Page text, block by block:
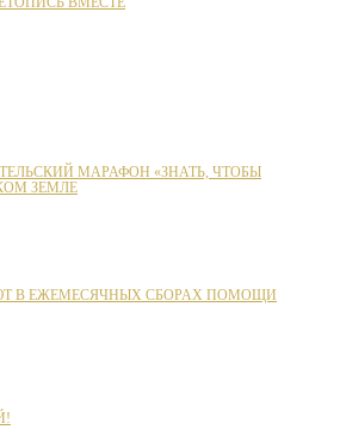
ВМЕСТЕ
МАРАФОН «ЗНАТЬ, ЧТОБЫ
ЗЕМЛЕ
В ЕЖЕМЕСЯЧНЫХ СБОРАХ ПОМОЩИ